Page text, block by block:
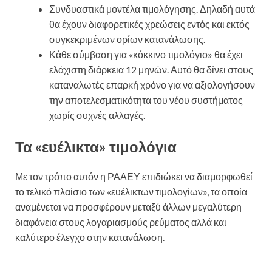
Συνδυαστικά μοντέλα τιμολόγησης. Δηλαδή αυτά
θα έχουν διαφορετικές χρεώσεις εντός και εκτός
συγκεκριμένων ορίων κατανάλωσης.
Κάθε σύμβαση για «κόκκινο τιμολόγιο» θα έχει
ελάχιστη διάρκεια 12 μηνών. Αυτό θα δίνει στους
καταναλωτές επαρκή χρόνο για να αξιολογήσουν
την αποτελεσματικότητα του νέου συστήματος
χωρίς συχνές αλλαγές.
Τα «ευέλικτα» τιμολόγια
Με τον τρόπο αυτόν η ΡΑΑΕΥ επιδιώκει να διαμορφωθεί
το τελικό πλαίσιο των «ευέλικτων τιμολογίων», τα οποία
αναμένεται να προσφέρουν μεταξύ άλλων μεγαλύτερη
διαφάνεια στους λογαριασμούς ρεύματος αλλά και
καλύτερο έλεγχο στην κατανάλωση.